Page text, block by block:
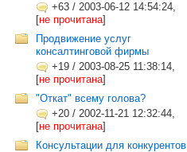
+63 / 2003-06-12 14:54:24,
[не прочитана]
Продвижение услуг
консалтинговой фирмы
+19 / 2003-08-25 11:38:14,
[не прочитана]
"Откат" всему голова?
+20 / 2002-11-21 12:32:44,
[не прочитана]
Консультации для конкурентов